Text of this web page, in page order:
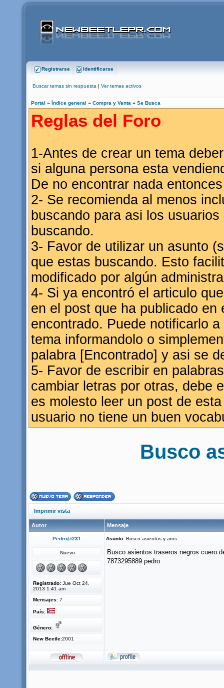
Registrarse Identificarse
Buscar temas sin respuesta | Ver temas activos
Portal » Índice general » Compra y Venta » Se Busca
Reglas del Foro
1-Antes de crear un tema
si alguna persona esta
De no encontrar nada
2- Se recomienda al menos
buscando para asi los
buscando.
3- Favor de utilizar un asunto
que estas buscando. Esto
modificado por algún
4- Si ya encontró el articulo
en el post que ha publicado
encontrado. Puede notificarlo
tema informandolo o
palabra [Encontrado] y asi se
5- Favor de escribir en
cambiar letras por otras, debe
es molesto leer un post de
usuario no tiene un buen
Busco
Imprimir vista
Autor Mensaje
Pedro@231 Asunto: Busco asientos y aros
Nuevo
Registrado: Jue Oct 24,
2013 1:41 am
Mensajes: 7
País:
Género:
New Beetle:2001
Busco asientos traseros negros cuero
7873295889 pedro